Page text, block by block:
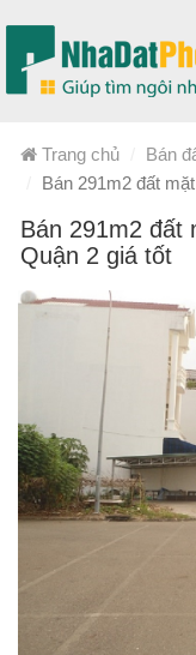
Trang chủ Bán
Bán 291m2 đất
Bán 291m2 đất
Quận 2 giá tốt